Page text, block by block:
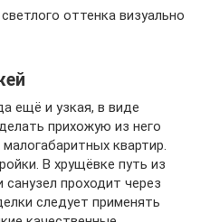
оттенка визуально
ещё и узкая, в виде
прихожую из него
квартир.
В хрущёвке путь из
проходит через
следует применять